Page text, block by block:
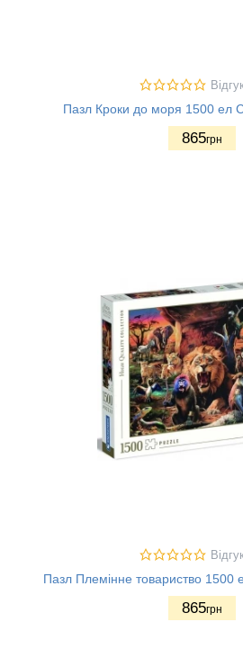
Пазл Кроки до моря 1500 ел
865грн
Пазл Племінне товариство 1500
865грн